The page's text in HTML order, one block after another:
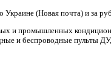
(Новая почта) и за
и беспроводные пульты